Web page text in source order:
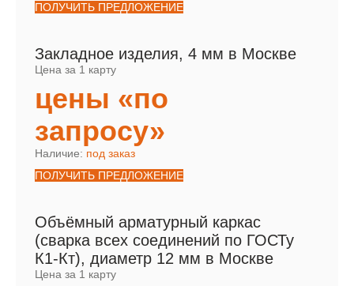
ПОЛУЧИТЬ ПРЕДЛОЖЕНИЕ
Закладное изделия, 4 мм в Москве
Цена за 1 карту
цены «по
запросу»
Наличие: под заказ
ПОЛУЧИТЬ ПРЕДЛОЖЕНИЕ
Объёмный арматурный каркас
(сварка всех соединений по ГОСТу
К1-Кт), диаметр 12 мм в Москве
Цена за 1 карту